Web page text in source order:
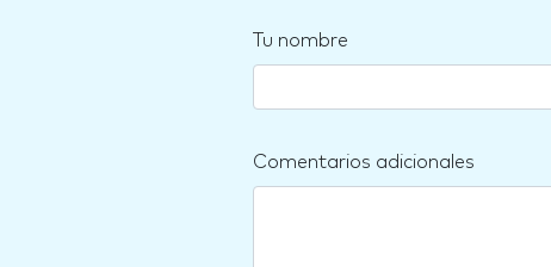
Tu nombre
Comentarios adicionales